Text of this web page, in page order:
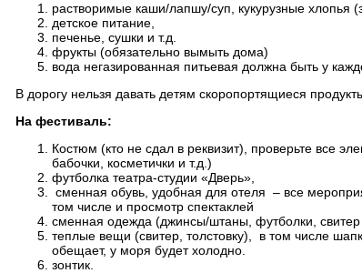
растворимые каши/лапшу/суп, кукурузные хлопья
детское питание,
печенье, сушки и т.д.
фрукты (обязательно вымыть дома)
вода негазированная питьевая должна быть у
В дорогу нельзя давать детям скоропортящиеся
На фестиваль:
Костюм (кто не сдал в реквизит), проверьте все
бабочки, косметички и т.д.)
футболка театра-студии «Дверь»,
сменная обувь, удобная для отеля – все
том числе и просмотр спектаклей
сменная одежда (джинсы/штаны, футболки, свитер
теплые вещи (свитер, толстовку), в том числе
обещает, у моря будет холодно.
зонтик.